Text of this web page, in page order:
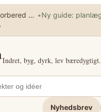
Forårsforbered haven •
Indret, byg, dyrk, lev bæredygtigt.
Nyhedsbrev